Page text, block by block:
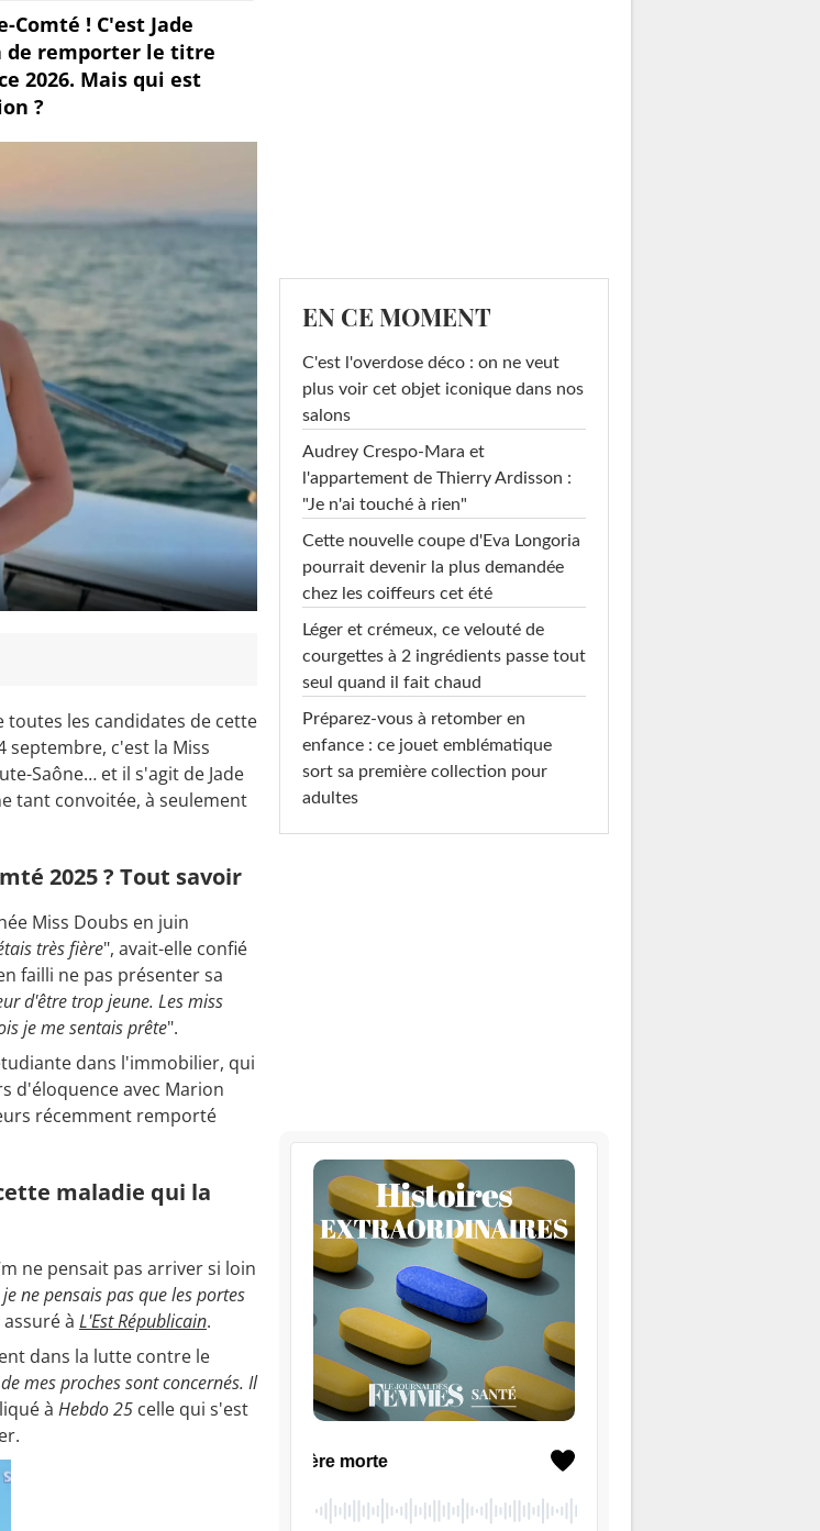
! C'est Jade
de remporter le titre
2026. Mais qui est
?
toutes les candidates de cette
septembre, c'est la Miss
Saône… et il s'agit de Jade
tant convoitée, à seulement
2025 ? Tout savoir
Miss Doubs en juin
très fière", avait-elle confié
failli ne pas présenter sa
d'être trop jeune. Les miss
je me sentais prête".
dans l'immobilier, qui
d'éloquence avec Marion
récemment remporté
maladie qui la
ne pensait pas arriver si loin
ne pensais pas que les portes
à L'Est Républicain.
dans la lutte contre le
mes proches sont concernés. Il
à Hebdo 25 celle qui s'est
EN CE MOMENT
C'est l'overdose déco : on ne veut
plus voir cet objet iconique dans nos
salons
Audrey Crespo-Mara et
l'appartement de Thierry Ardisson :
"Je n'ai touché à rien"
Cette nouvelle coupe d'Eva Longoria
pourrait devenir la plus demandée
chez les coiffeurs cet été
Léger et crémeux, ce velouté de
courgettes à 2 ingrédients passe tout
seul quand il fait chaud
Préparez-vous à retomber en
enfance : ce jouet emblématique
sort sa première collection pour
adultes